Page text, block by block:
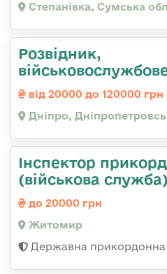
Степанівка, Сумська
Розвідник,
від 20000 до 120000 грн
Дніпро,
Інспектор
(військова служба)
до 20000 грн
Житомир
Державна прикордонна